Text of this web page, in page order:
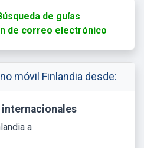
de guías
de correo electrónico
móvil Finlandia desde:
internacionales
a